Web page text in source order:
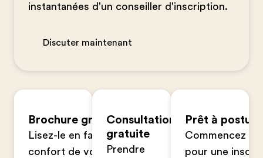
instantanées d'un conseiller d'inscription.
Discuter maintenant
Brochure gratuite
Lisez-le en famille dans le
confort de votre foyer
Consultation
gratuite
Prendre
Prêt à
Commencez
pour une